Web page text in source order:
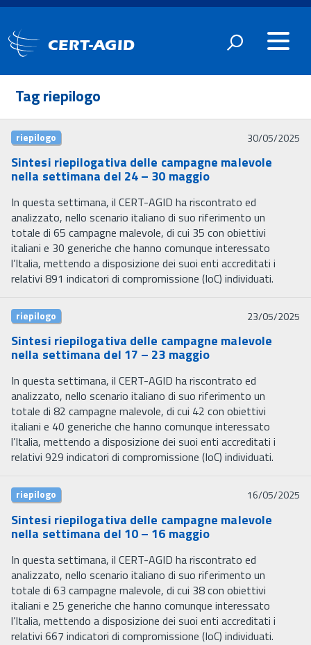
CERT-AGID
Tag riepilogo
riepilogo 30/05/2025
Sintesi riepilogativa delle campagne malevole
nella settimana del 24 – 30 maggio
In questa settimana, il CERT-AGID ha riscontrato ed
analizzato, nello scenario italiano di suo riferimento un
totale di 65 campagne malevole, di cui 35 con obiettivi
italiani e 30 generiche che hanno comunque interessato
l’Italia, mettendo a disposizione dei suoi enti accreditati i
relativi 891 indicatori di compromissione (IoC) individuati.
riepilogo 23/05/2025
Sintesi riepilogativa delle campagne malevole
nella settimana del 17 – 23 maggio
In questa settimana, il CERT-AGID ha riscontrato ed
analizzato, nello scenario italiano di suo riferimento un
totale di 82 campagne malevole, di cui 42 con obiettivi
italiani e 40 generiche che hanno comunque interessato
l’Italia, mettendo a disposizione dei suoi enti accreditati i
relativi 929 indicatori di compromissione (IoC) individuati.
riepilogo 16/05/2025
Sintesi riepilogativa delle campagne malevole
nella settimana del 10 – 16 maggio
In questa settimana, il CERT-AGID ha riscontrato ed
analizzato, nello scenario italiano di suo riferimento un
totale di 63 campagne malevole, di cui 38 con obiettivi
italiani e 25 generiche che hanno comunque interessato
l’Italia, mettendo a disposizione dei suoi enti accreditati i
relativi 667 indicatori di compromissione (IoC) individuati.